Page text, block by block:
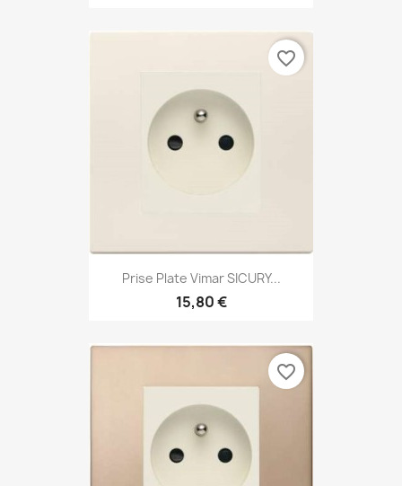
Prise Plate Vimar SICURY...
15,80 €
favorite_border
favorite_border